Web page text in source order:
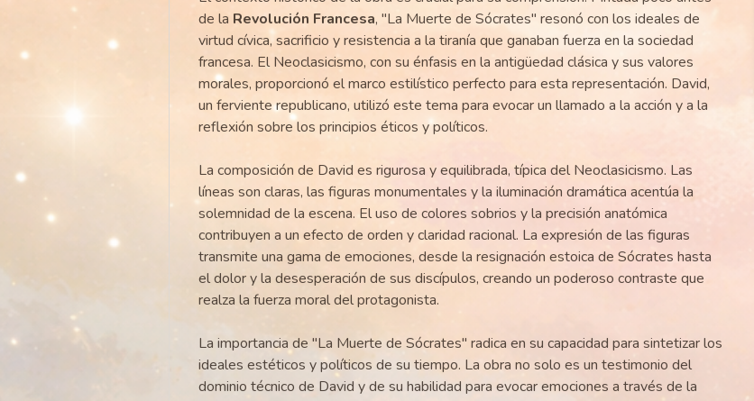
de la Revolución Francesa, "La Muerte de Sócrates" resonó con los ideales de
virtud cívica, sacrificio y resistencia a la tiranía que ganaban fuerza en la sociedad
francesa. El Neoclasicismo, con su énfasis en la antigüedad clásica y sus valores
morales, proporcionó el marco estilístico perfecto para esta representación. David,
un ferviente republicano, utilizó este tema para evocar un llamado a la acción y a la
reflexión sobre los principios éticos y políticos.
La composición de David es rigurosa y equilibrada, típica del Neoclasicismo. Las
líneas son claras, las figuras monumentales y la iluminación dramática acentúa la
solemnidad de la escena. El uso de colores sobrios y la precisión anatómica
contribuyen a un efecto de orden y claridad racional. La expresión de las figuras
transmite una gama de emociones, desde la resignación estoica de Sócrates hasta
el dolor y la desesperación de sus discípulos, creando un poderoso contraste que
realza la fuerza moral del protagonista.
La importancia de "La Muerte de Sócrates" radica en su capacidad para sintetizar los
ideales estéticos y políticos de su tiempo. La obra no solo es un testimonio del
dominio técnico de David y de su habilidad para evocar emociones a través de la